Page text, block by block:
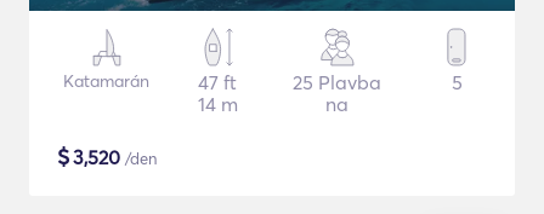
Katamarán
47 ft
14 m
25 Plavba
na
5
$3,520 /den